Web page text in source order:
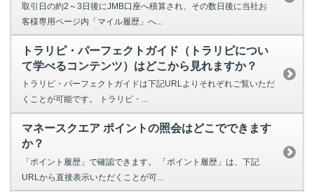
取引日の約2～3日後にJMB口座へ積算され、その数日後に当社お
客様専用ページ内「マイル履歴」へ...
トラリピ・パーフェクトガイド（トラリピについ
て学べるコンテンツ）はどこから見れますか？
トラリピ・パーフェクトガイドは下記URLよりそれぞれご覧いただ
くことが可能です。 トラリピ・...
マネースクエア ポイントの照会はどこでできます
か？
「ポイント履歴」で確認できます。 「ポイント履歴」は、下記
URLから直接表示いただくことが可...